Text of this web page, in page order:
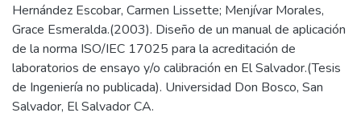
Hernández Escobar, Carmen Lissette; Menjívar Morales,
Grace Esmeralda.(2003). Diseño de un manual de aplicación
de la norma ISO/IEC 17025 para la acreditación de
laboratorios de ensayo y/o calibración en El Salvador.(Tesis
de Ingeniería no publicada). Universidad Don Bosco, San
Salvador, El Salvador CA.